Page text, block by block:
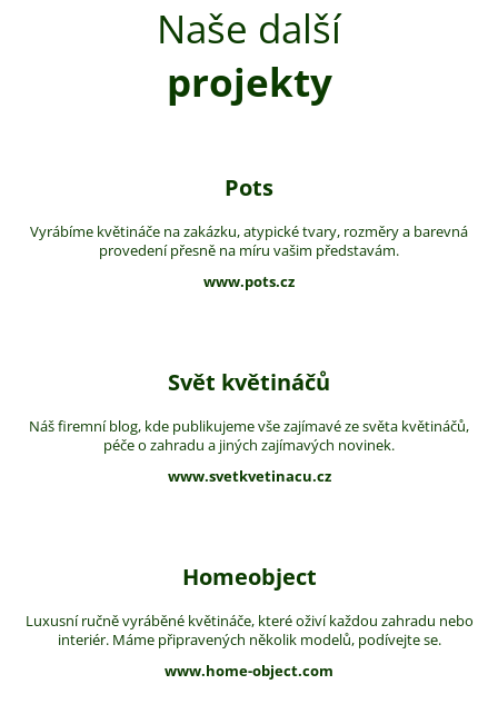
Naše další
projekty
Pots
Vyrábíme květináče na zakázku, atypické tvary, rozměry a barevná
provedení přesně na míru vašim představám.
www.pots.cz
Svět květináčů
Náš firemní blog, kde publikujeme vše zajímavé ze světa květináčů,
péče o zahradu a jiných zajímavých novinek.
www.svetkvetinacu.cz
Homeobject
Luxusní ručně vyráběné květináče, které oživí každou zahradu nebo
interiér. Máme připravených několik modelů, podívejte se.
www.home-object.com